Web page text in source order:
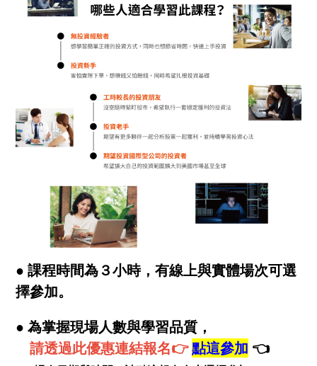
● 課程時間為３小時，有線上與實體場次可選
擇參加。
● 為掌握現場人數與學習品質，
請透過此優惠連結報名👉點這參加 👈